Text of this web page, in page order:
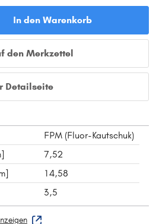
In den Warenkorb
den Merkzettel
Detailseite
FPM (Fluor-Kautschuk)
7,52
14,58
3,5